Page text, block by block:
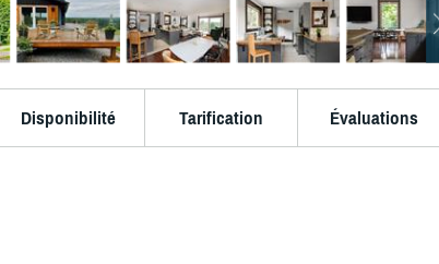
Disponibilité Tarification Évaluations